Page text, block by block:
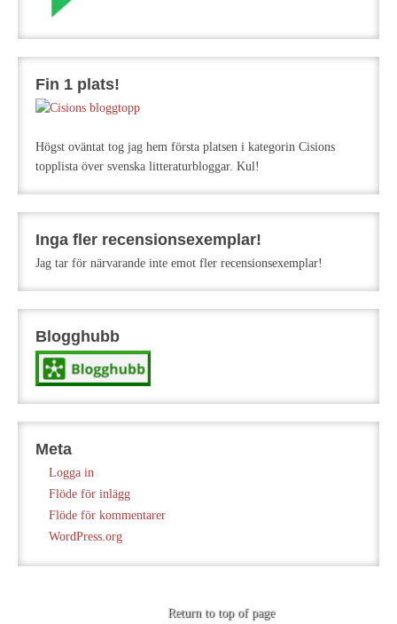
Fin 1 plats!
Högst oväntat tog jag hem första platsen i kategorin Cisions
topplista över svenska litteraturbloggar. Kul!
Inga fler recensionsexemplar!
Jag tar för närvarande inte emot fler recensionsexemplar!
Blogghubb
Meta
Logga in
Flöde för inlägg
Flöde för kommentarer
WordPress.org
Return to top of page